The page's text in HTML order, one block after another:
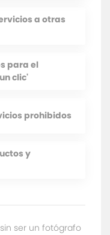
a otras
para el
clic'
prohibidos
y
ser un fotógrafo